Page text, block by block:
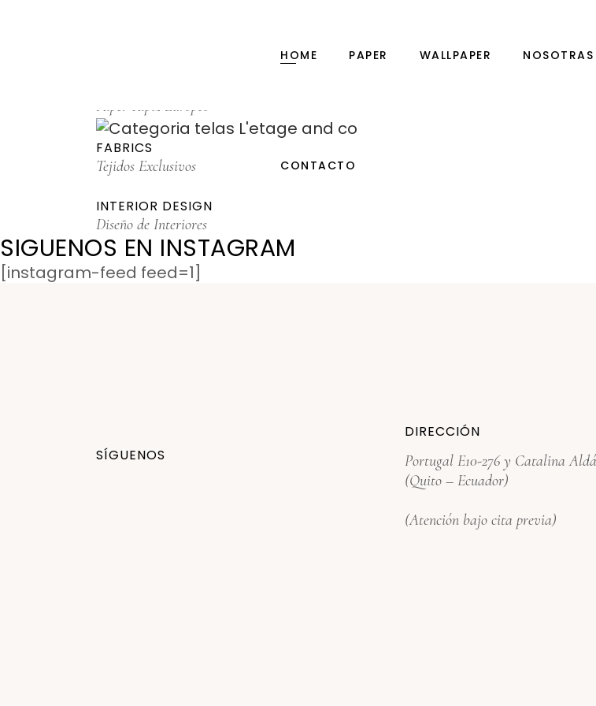
HOME PAPER WALLPAPER NOSOTRAS
CONTACTO
Papel Tapiz Europeo
FABRICS
Tejidos Exclusivos
INTERIOR DESIGN
Diseño de Interiores
SIGUENOS EN INSTAGRAM
[instagram-feed feed=1]
SÍGUENOS
DIRECCIÓN
Portugal E10-276 y Catalina
(Quito – Ecuador)
(Atención bajo cita previa)